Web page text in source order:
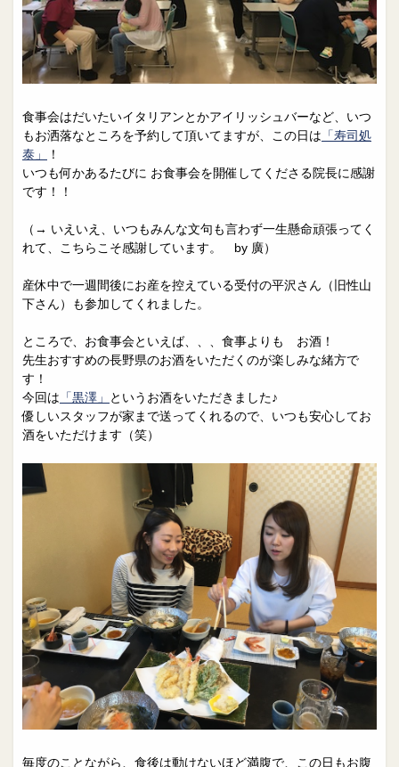
食事会はだいたいイタリアンとかアイリッシュバーなど、いつ
もお洒落なところを予約して頂いてますが、この日は 「寿司処
泰」
！
いつも何かあるたびに お食事会を開催してくださる院長に感謝
です！！
（→ いえいえ、いつもみんな文句も言わず一生懸命頑張ってく
れて、こちらこそ感謝しています。 by 廣）
産休中で一週間後にお産を控えている受付の平沢さん（旧性山
下さん）も参加してくれました。
ところで、お食事会といえば、、、食事よりも お酒！
先生おすすめの長野県のお酒をいただくのが楽しみな緒方で
す！
今回は 「黒澤」
というお酒をいただきました♪
優しいスタッフが家まで送ってくれるので、いつも安心してお
酒をいただけます（笑）
毎度のことながら、食後は動けないほど満腹で、この日もお腹